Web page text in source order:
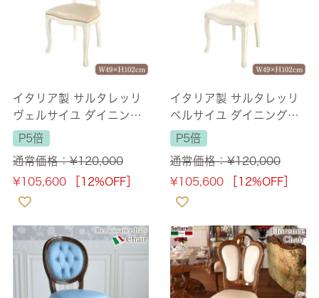
イタリア製 サルタレッリ
ヴェルサイユ ダイニング
チェア アイボリー 合皮 幅
49cm 【送料無料】
P5倍
通常価格：¥120,000
¥105,600 ［12%OFF］
イタリア製 サルタレッリ
ベルサイユ ダイニングチ
ェアーBEIGE FAB IVORY
【送料無料】
P5倍
通常価格：¥120,000
¥105,600 ［12%OFF］